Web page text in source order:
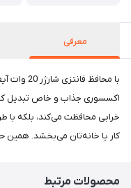
معرفی
با محافظ
اکسسوری جذاب و خاص تبدیل
خرابی محافظت می‌کند، بلکه با
کار یا خانه‌تان می‌بخشد. همین
محصولات مرتبط